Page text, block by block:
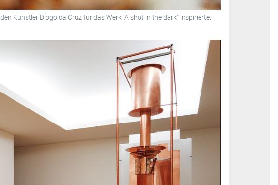
Künstler Diogo da Cruz für das Werk "A shot in the dark" inspirierte.